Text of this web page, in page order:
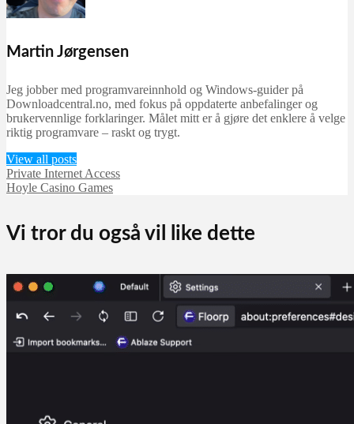
Martin Jørgensen
Jeg jobber med programvareinnhold og Windows-guider på
Downloadcentral.no, med fokus på oppdaterte anbefalinger og
brukervennlige forklaringer. Målet mitt er å gjøre det enklere å velge
riktig programvare – raskt og trygt.
View all posts
Private Internet Access
Hoyle Casino Games
Vi tror du også vil like dette